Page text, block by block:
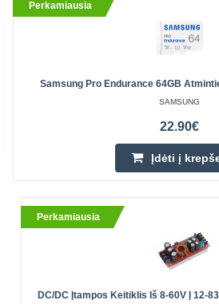
Perkamiausia
Samsung Pro Endurance 64GB
SAMSUNG
22.90€
Įdėti į
Perkamiausia
DC/DC Įtampos Keitiklis Iš 8-60V Į 12-